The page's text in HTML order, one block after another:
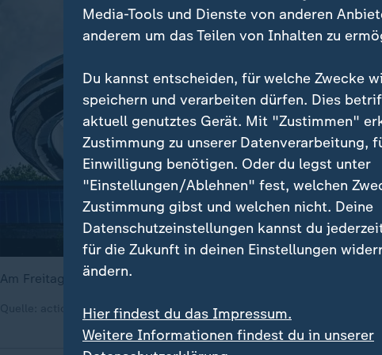
Am Freitag öffnete das Museum für die Öffentlichkeit.
Quelle: action press
Media-Tools und Dienste von anderen
anderem um das Teilen von Inhalten zu
Du kannst entscheiden, für welche Zwecke
speichern und verarbeiten dürfen. Dies
aktuell genutztes Gerät. Mit "Zustimmen"
Zustimmung zu unserer Datenverarbeitung,
Einwilligung benötigen. Oder du legst unter
"Einstellungen/Ablehnen" fest, welchen
Zustimmung gibst und welchen nicht. Deine
Datenschutzeinstellungen kannst du
für die Zukunft in deinen Einstellungen
ändern.
Hier findest du das Impressum.
Weitere Informationen findest du in unserer